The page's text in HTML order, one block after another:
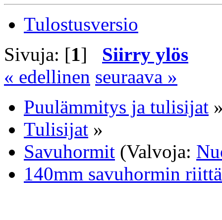
Tulostusversio
Sivuja: [1] Siirry ylös
« edellinen seuraava »
Puulämmitys ja tulisijat
Tulisijat »
Savuhormit (Valvoja:
140mm savuhormin